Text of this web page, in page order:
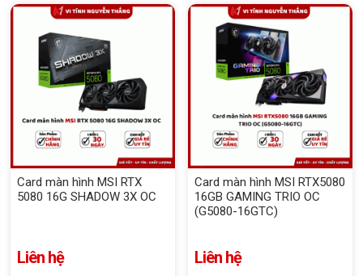
Card màn hình MSI RTX
5080 16G SHADOW 3X OC
Liên hệ
Card màn hình MSI RTX5080
16GB GAMING TRIO OC
(G5080-16GTC)
Liên hệ